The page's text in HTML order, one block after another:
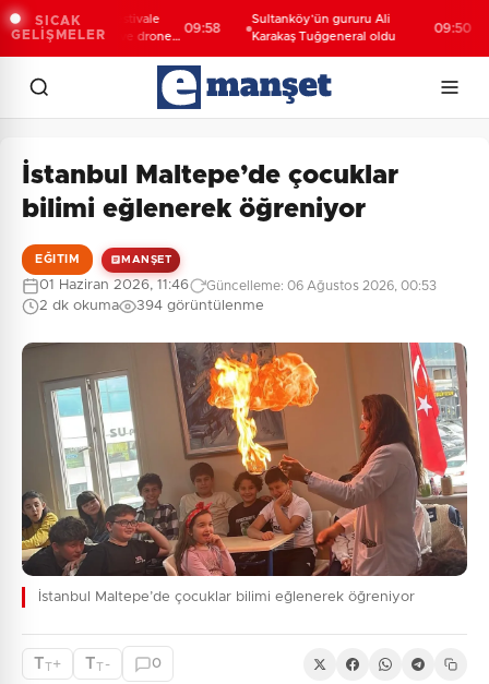
SICAK
GELİŞMELER
Taş Bina'da festivale
video mapping ve drone
09:58
Sultanköy’ün gururu Ali
Karakaş Tuğgeneral oldu
09:50
İstanbul Maltepe’de çocuklar
bilimi eğlenerek öğreniyor
EĞITIM MANŞET
01 Haziran 2026, 11:46 Güncelleme: 06 Ağustos 2026, 00:53
2 dk okuma 394 görüntülenme
İstanbul Maltepe’de çocuklar bilimi eğlenerek öğreniyor
TT+ TT - 0